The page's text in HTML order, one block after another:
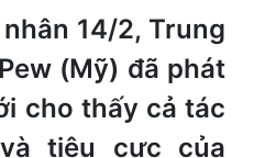
14/2, Trung
(Mỹ) đã phát
cho thấy cả tác
tiêu cực của